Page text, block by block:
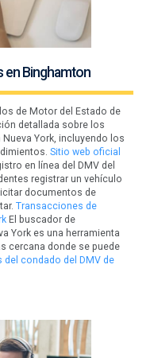
en Binghamton
de Motor del Estado de
detallada sobre los
York, incluyendo los
Sitio web oficial
en línea del DMV del
registrar un vehículo
documentos de
Transacciones de
El buscador de
York es una herramienta
cercana donde se puede
del condado del DMV de